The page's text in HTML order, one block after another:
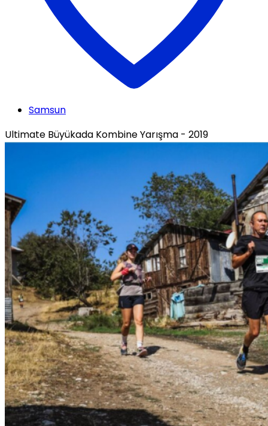
Samsun
Ultimate Büyükada Kombine Yarışma - 2019